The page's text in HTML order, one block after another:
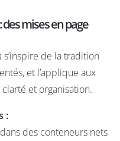
mises en page
s’inspire de la tradition
et l’applique aux
et organisation.
:
des conteneurs nets